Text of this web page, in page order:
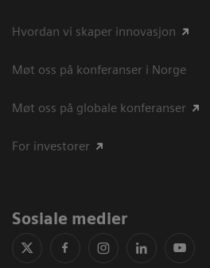
Hvordan vi skaper innovasjon
Møt oss på konferanser i Norge
Møt oss på globale konferanser
For investorer
Sosiale medier